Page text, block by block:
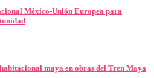
México-Unión Europea para
maya en obras del Tren Maya